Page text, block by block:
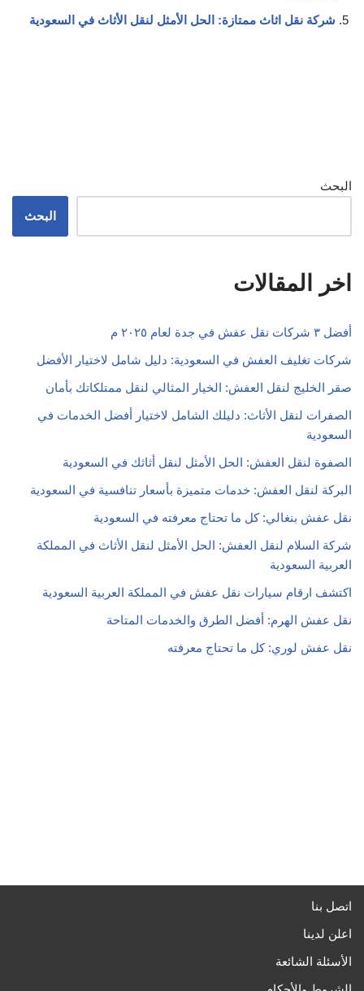
شركة نقل اثاث ممتازة: الحل الأمثل لنقل الأثاث في السعودية
البحث
البحث
اخر المقالات
أفضل ٣ شركات نقل عفش في جدة لعام ٢٠٢٥ م
شركات تغليف العفش في السعودية: دليل شامل لاختيار الأفضل
صقر الخليج لنقل العفش: الخيار المثالي لنقل ممتلكاتك بأمان
الصفرات لنقل الأثاث: دليلك الشامل لاختيار أفضل الخدمات في
السعودية
الصفوة لنقل العفش: الحل الأمثل لنقل أثاثك في السعودية
البركة لنقل العفش: خدمات متميزة بأسعار تنافسية في السعودية
نقل عفش بنغالي: كل ما تحتاج معرفته في السعودية
شركة السلام لنقل العفش: الحل الأمثل لنقل الأثاث في المملكة
العربية السعودية
اكتشف ارقام سيارات نقل عفش في المملكة العربية السعودية
نقل عفش الهرم: أفضل الطرق والخدمات المتاحة
نقل عفش لوري: كل ما تحتاج معرفته
اتصل بنا
اعلن لدينا
الأسئلة الشائعة